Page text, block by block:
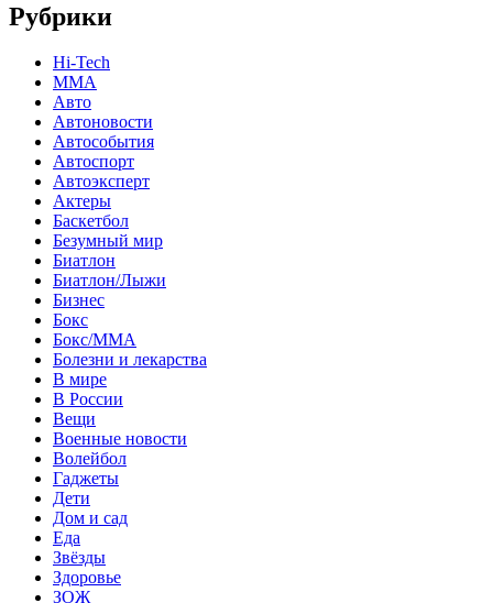
Рубрики
Hi-Tech
MMA
Авто
Автоновости
Автособытия
Автоспорт
Автоэксперт
Актеры
Баскетбол
Безумный мир
Биатлон
Биатлон/Лыжи
Бизнес
Бокс
Бокс/MMA
Болезни и лекарства
В мире
В России
Вещи
Военные новости
Волейбол
Гаджеты
Дети
Дом и сад
Еда
Звёзды
Здоровье
ЗОЖ